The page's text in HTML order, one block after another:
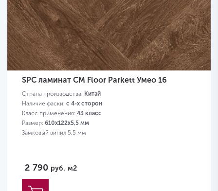
SPC ламинат CM Floor Parkett Умео 16
Страна производства: Китай
Наличие фаски: с 4-х сторон
Класс применения: 43 класс
Размер: 610х122х5,5 мм
Замковый винил 5,5 мм
2 790 руб. м2